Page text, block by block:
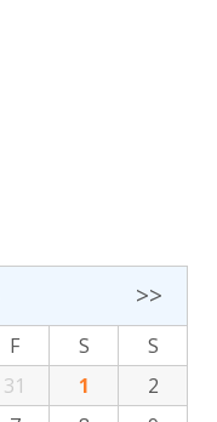
>>
F S
S
31 1
2